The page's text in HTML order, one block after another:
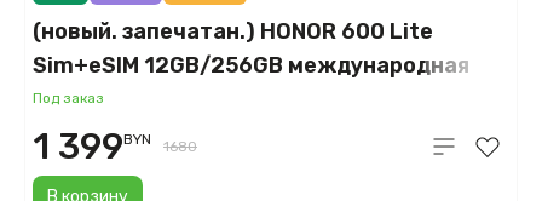
(новый. запечатан.) HONOR 600 Lite
Sim+eSIM 12GB/256GB международная
версия (пустынное золото)
Под заказ
В корзину
1 399BYN 1680